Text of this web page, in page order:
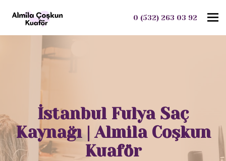
0 (532) 263 03 92
İstanbul Fulya Saç
Kaynağı | Almila Coşkun
Kuaför